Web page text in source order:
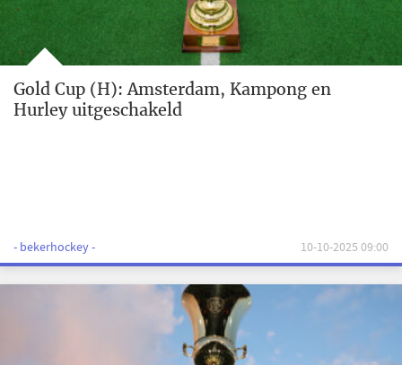
Gold Cup (H): Amsterdam, Kampong en
Hurley uitgeschakeld
- bekerhockey - 10-10-2025 09:00